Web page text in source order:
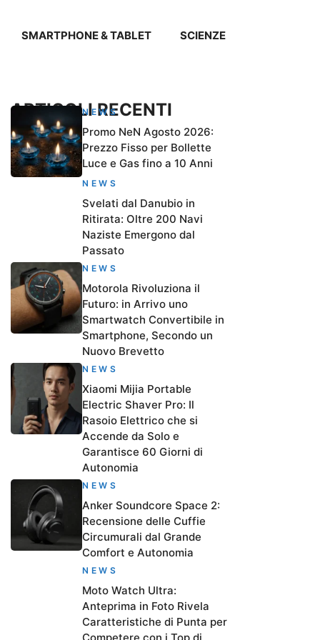
SMARTPHONE & TABLET SCIENZE
ARTICOLI RECENTI
NEWS
Promo NeN Agosto 2026:
Prezzo Fisso per Bollette
Luce e Gas fino a 10 Anni
NEWS
Svelati dal Danubio in
Ritirata: Oltre 200 Navi
Naziste Emergono dal
Passato
NEWS
Motorola Rivoluziona il
Futuro: in Arrivo uno
Smartwatch Convertibile in
Smartphone, Secondo un
Nuovo Brevetto
NEWS
Xiaomi Mijia Portable
Electric Shaver Pro: Il
Rasoio Elettrico che si
Accende da Solo e
Garantisce 60 Giorni di
Autonomia
NEWS
Anker Soundcore Space 2:
Recensione delle Cuffie
Circumurali dal Grande
Comfort e Autonomia
NEWS
Moto Watch Ultra:
Anteprima in Foto Rivela
Caratteristiche di Punta per